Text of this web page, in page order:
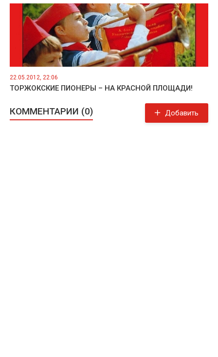
22.05.2012, 22:06
ТОРЖОКСКИЕ ПИОНЕРЫ – НА КРАСНОЙ ПЛОЩАДИ!
КОММЕНТАРИИ (0) Добавить